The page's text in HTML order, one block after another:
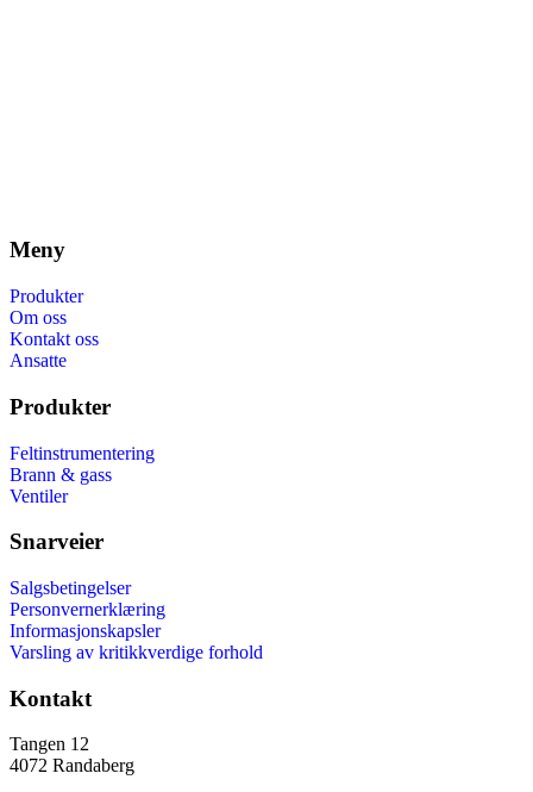
Meny
Produkter
Om oss
Kontakt oss
Ansatte
Produkter
Feltinstrumentering
Brann & gass
Ventiler
Snarveier
Salgsbetingelser
Personvernerklæring
Informasjonskapsler
Varsling av kritikkverdige forhold
Kontakt
Tangen 12
4072 Randaberg